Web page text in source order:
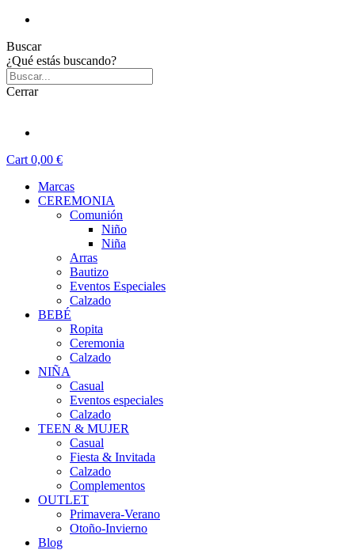
Buscar
¿Qué estás buscando?
Cerrar
Cart 0,00 €
Marcas
CEREMONIA
Comunión
Niño
Niña
Arras
Bautizo
Eventos Especiales
Calzado
BEBÉ
Ropita
Ceremonia
Calzado
NIÑA
Casual
Eventos especiales
Calzado
TEEN & MUJER
Casual
Fiesta & Invitada
Calzado
Complementos
OUTLET
Primavera-Verano
Otoño-Invierno
Blog